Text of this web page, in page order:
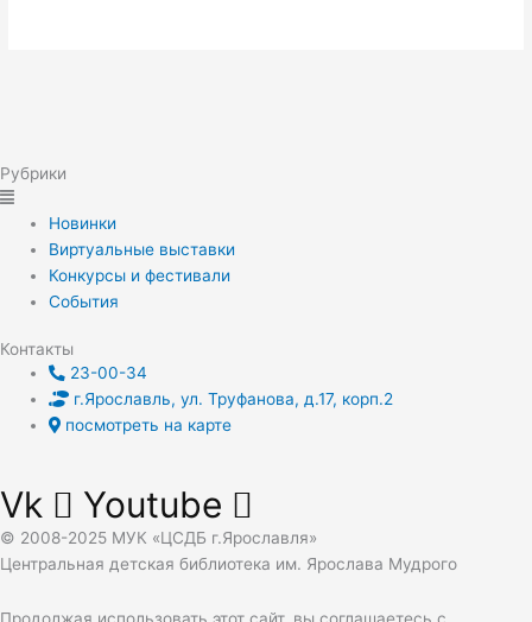
Рубрики
Новинки
Виртуальные выставки
Конкурсы и фестивали
События
Контакты
23-00-34
г.Ярославль, ул. Труфанова, д.17, корп.2
посмотреть на карте
Vk Youtube
© 2008-2025 МУК «ЦСДБ г.Ярославля»
Центральная детская библиотека им. Ярослава Мудрого